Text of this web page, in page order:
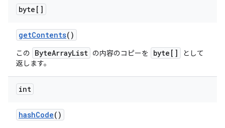
byte[]
getContents()
この ByteArrayList の内容のコピーを byte[]
として
返します。
int
hashCode()